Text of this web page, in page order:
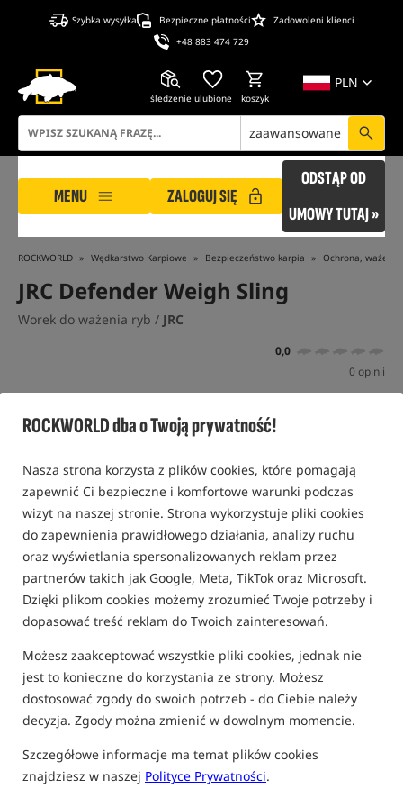
ROCKWORLD dba o Twoją prywatność!
Nasza strona korzysta z plików cookies, które pomagają
zapewnić Ci bezpieczne i komfortowe warunki podczas
wizyt na naszej stronie. Strona wykorzystuje pliki cookies
do zapewnienia prawidłowego działania, analizy ruchu
oraz wyświetlania spersonalizowanych reklam przez
partnerów takich jak Google, Meta, TikTok oraz Microsoft.
Dzięki plikom cookies możemy zrozumieć Twoje potrzeby i
dopasować treść reklam do Twoich zainteresowań.
Możesz zaakceptować wszystkie pliki cookies, jednak nie
jest to konieczne do korzystania ze strony. Możesz
dostosować zgody do swoich potrzeb - do Ciebie należy
decyzja. Zgody można zmienić w dowolnym momencie.
Szczegółowe informacje ma temat plików cookies
znajdziesz w naszej Polityce Prywatności.
Szybka wysyłka Bezpieczne płatności
Zadowoleni klienci
+48 883 474 729
PLN
śledzenie ulubione koszyk
zaawansowane
MENU ZALOGUJ SIĘ
ODSTĄP OD
UMOWY TUTAJ »
ROCKWORLD Wędkarstwo Karpiowe Bezpieczeństwo karpia Ochrona,
JRC Defender Weigh Sling
Worek do ważenia ryb / JRC
0,0
0 opinii